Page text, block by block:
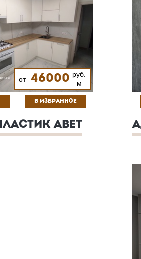
от 46000 руб.
м
В ИЗБРАННОЕ
ABET